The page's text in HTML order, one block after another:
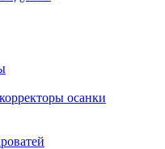
осанки